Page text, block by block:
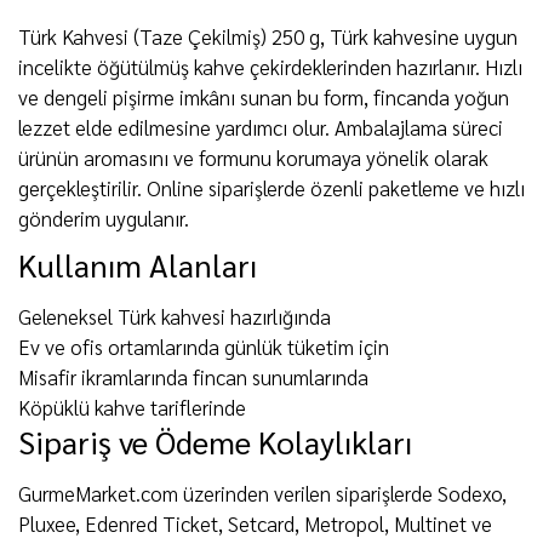
Türk Kahvesi (Taze Çekilmiş) 250 g, Türk kahvesine uygun
incelikte öğütülmüş kahve çekirdeklerinden hazırlanır. Hızlı
ve dengeli pişirme imkânı sunan bu form, fincanda yoğun
lezzet elde edilmesine yardımcı olur. Ambalajlama süreci
ürünün aromasını ve formunu korumaya yönelik olarak
gerçekleştirilir. Online siparişlerde özenli paketleme ve hızlı
gönderim uygulanır.
Kullanım Alanları
Geleneksel Türk kahvesi hazırlığında
Ev ve ofis ortamlarında günlük tüketim için
Misafir ikramlarında fincan sunumlarında
Köpüklü kahve tariflerinde
Sipariş ve Ödeme Kolaylıkları
GurmeMarket.com üzerinden verilen siparişlerde Sodexo,
Pluxee, Edenred Ticket, Setcard, Metropol, Multinet ve